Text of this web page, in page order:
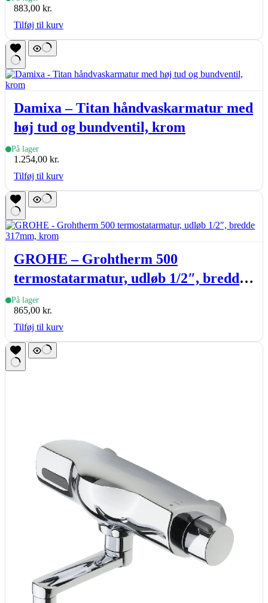
883,00 kr.
Tilføj til kurv
Damixa – Titan håndvaskarmatur med
høj tud og bundventil, krom
På lager
1.254,00 kr.
Tilføj til kurv
GROHE – Grohtherm 500
termostatarmatur, udløb 1/2″, bredde
317mm, krom
På lager
865,00 kr.
Tilføj til kurv